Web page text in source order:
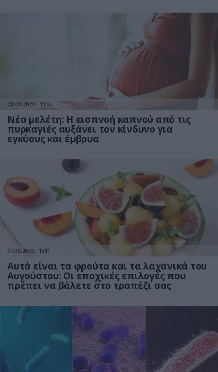
08.08.2026 15:04
Νέα μελέτη: Η εισπνοή καπνού από τις
πυρκαγιές αυξάνει τον κίνδυνο για
εγκύους και έμβρυα
07.08.2026 15:11
Αυτά είναι τα φρούτα και τα λαχανικά του
Αυγούστου: Οι εποχικές επιλογές που
πρέπει να βάλετε στο τραπέζι σας